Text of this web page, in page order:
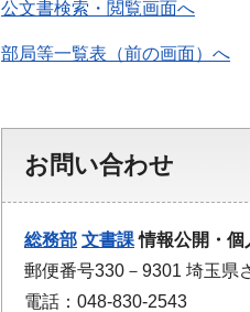
公文書検索・閲覧画面へ
部局等一覧表（前の画面）へ
お問い合わせ
総務部 文書課情報公開・個
郵便番号330－9301 埼玉県
電話：048-830-2543